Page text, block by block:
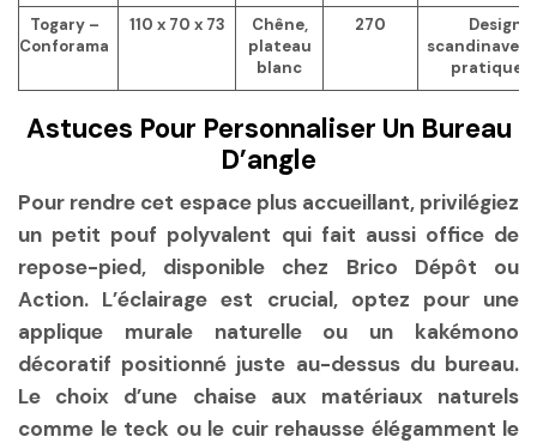
Togary –
Conforama
110 x 70 x 73
Chêne,
plateau
blanc
270
Design
scandinave,
pratique
Astuces Pour Personnaliser Un Bureau
D’angle
Pour rendre cet espace plus accueillant, privilégiez
un petit pouf polyvalent qui fait aussi office de
repose-pied, disponible chez Brico Dépôt ou
Action. L’éclairage est crucial, optez pour une
applique murale naturelle ou un kakémono
décoratif positionné juste au-dessus du bureau.
Le choix d’une chaise aux matériaux naturels
comme le teck ou le cuir rehausse élégamment le